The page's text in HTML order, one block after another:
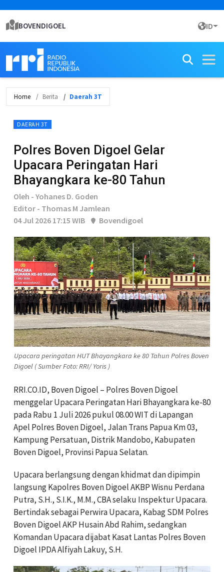
BOVENDIGOEL ID
Home Berita Daerah 3T
DAERAH 3T
Polres Boven Digoel Gelar
Upacara Peringatan Hari
Bhayangkara ke-80 Tahun
Oleh - Yohanes D. Goden
Editor - Thomas M Jamlean
04 Jul 2026 17:15 WIB
Bovendigoel
Upacara peringatan HUT Bhayangkara ke 80 Tahun Polres Boven
Digoel ( Sumber Foto: RRI/ Yoris )
RRI.CO.ID, Boven Digoel – Polres Boven Digoel
menggelar Upacara Peringatan Hari Bhayangkara ke-80
pada Rabu 1 Juli 2026 pukul 08.00 WIT di Lapangan
Apel Polres Boven Digoel, Jalan Trans Papua Km 03,
Kampung Persatuan, Distrik Mandobo, Kabupaten
Boven Digoel, Provinsi Papua Selatan.
Upacara berlangsung dengan khidmat dan dipimpin
langsung Kapolres Boven Digoel AKBP Wisnu Perdana
Putra, S.H., S.I.K., M.M., CBA selaku Inspektur Upacara.
Bertindak sebagai Perwira Upacara, Kabag SDM Polres
Boven Digoel AKP Husain Abd Rahim, sedangkan
Komandan Upacara dijabat Kasat Lantas Polres Boven
Digoel IPDA Alfiyah Lakuy, S.H.